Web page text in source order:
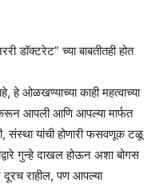
डॉक्टरेट” च्या बाबतीतही होत
हे ओळखण्याच्या काही महत्वाच्या
आपली आणि आपल्या मार्फत
संस्था यांची होणारी फसवणूक टळू
गुन्हे दाखल होऊन अशा बोगस
दूरच राहील, पण आपल्या